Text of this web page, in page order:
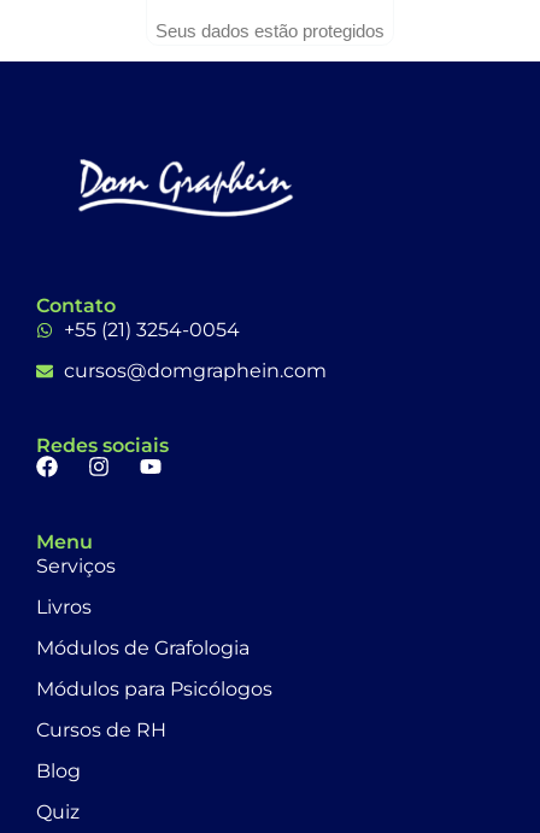
Seus dados estão protegidos
Contato
+55 (21) 3254-0054
cursos@domgraphein.com
Redes sociais
Menu
Serviços
Livros
Módulos de Grafologia
Módulos para Psicólogos
Cursos de RH
Blog
Quiz